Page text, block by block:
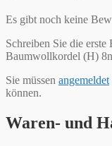
Es gibt noch keine
Schreiben Sie die
Baumwollkordel (H)
Sie müssen angemeldet
können.
Waren- und